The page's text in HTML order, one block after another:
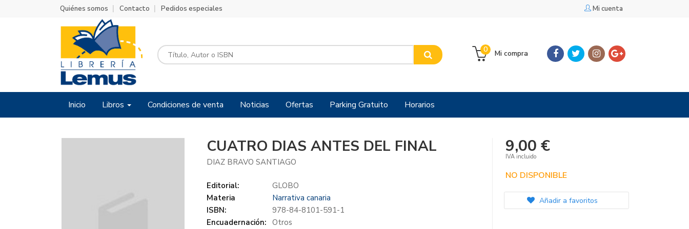
Mi cuenta
Quiénes somos Contacto Pedidos especiales
Mi compra
0
Inicio Libros Condiciones de venta Noticias Ofertas Parking Gratuito Horarios
CUATRO DIAS ANTES DEL FINAL
DIAZ BRAVO SANTIAGO
Editorial:
GLOBO
Materia
Narrativa canaria
ISBN:
978-84-8101-591-1
Encuadernación:
Otros
9,00 €
IVA incluido
NO DISPONIBLE
Añadir a favoritos